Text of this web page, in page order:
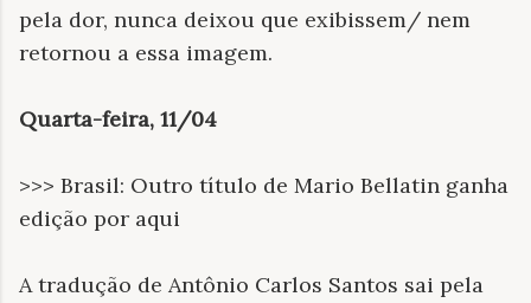
pela dor, nunca deixou que exibissem/ nem
retornou a essa imagem.
Quarta-feira, 11/04
>>> Brasil: Outro título de Mario Bellatin ganha
edição por aqui
A tradução de Antônio Carlos Santos sai pela